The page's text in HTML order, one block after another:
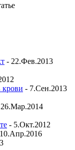
- 22.Фев.2013
крови - 7.Сен.2013
- 5.Окт.2012